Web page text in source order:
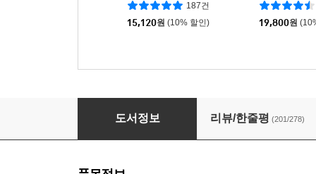
187건
15,120원 (10% 할인) 19,800원
절창 切創
도서정보 리뷰/한줄평 (201/278)